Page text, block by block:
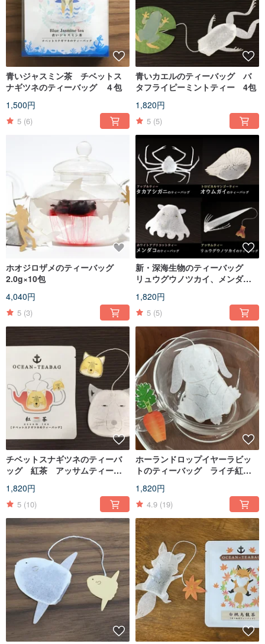
青いジャスミン茶 チベットス
ナギツネのティーバッグ ４包
1,500円
5 (6)
青いカエルのティーバッグ バ
タフライピーミントティー 4包
1,820円
5 (5)
ホオジロザメのティーバッグ
2.0g×10包
4,040円
5 (3)
新・深海生物のティーバッグ
リュウグウノツカイ、メンダ
1,820円
5 (5)
チベットスナギツネのティーバ
ッグ 紅茶 アッサムティー 4
1,820円
5 (10)
ホーランドロップイヤーラビッ
トのティーバッグ ライチ紅
1,820円
4.9 (19)